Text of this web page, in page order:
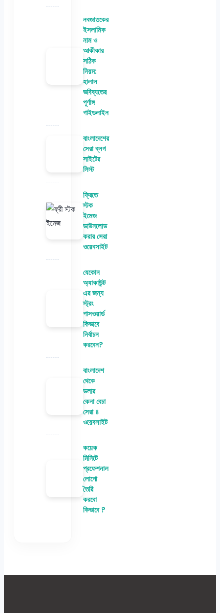
নবজাতকের
ইসলামিক
নাম ও
আকীকার
সঠিক
নিয়ম:
হালাল
ভবিষ্যতের
পূর্ণাঙ্গ
গাইডলাইন
বাংলাদেশের
সেরা ব্লগ
সাইটের
লিস্ট
ফ্রিতে
স্টক
ইমেজ
ডাউনলোড
করার সেরা
ওয়েবসাইট
যেকোন
অ্যাকাউন্ট
এর জন্য
স্ট্রং
পাসওয়ার্ড
কিভাবে
নির্বাচন
করবেন?
বাংলাদেশ
থেকে
ডলার
কেনা বেচা
সেরা ৪
ওয়েবসাইট
কয়েক
মিনিটে
প্রফেশনাল
লোগো
তৈরি
করবো
কিভাবে ?